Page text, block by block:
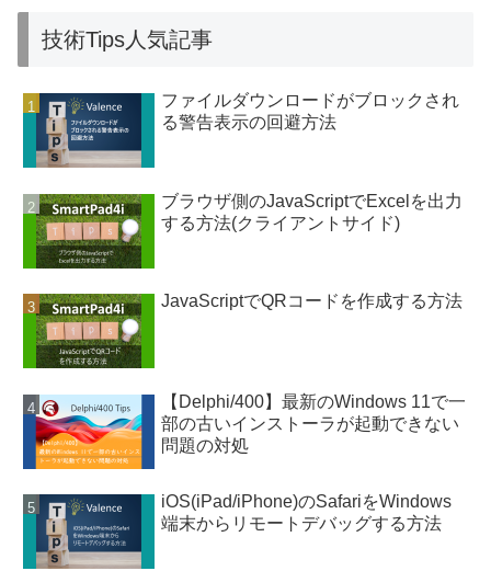
技術Tips人気記事
ファイルダウンロードがブロックされ
る警告表示の回避方法
ブラウザ側のJavaScriptでExcelを出力
する方法(クライアントサイド)
JavaScriptでQRコードを作成する方法
【Delphi/400】最新のWindows 11で一
部の古いインストーラが起動できない
問題の対処
iOS(iPad/iPhone)のSafariをWindows
端末からリモートデバッグする方法